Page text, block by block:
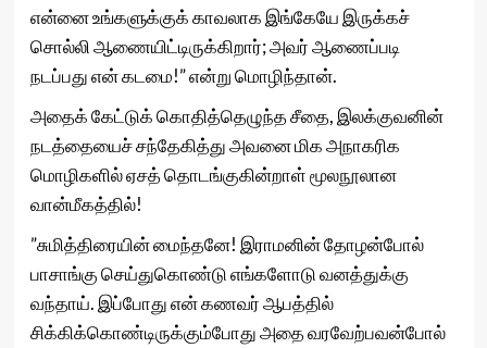
என்னை உங்களுக்குக் காவலாக இங்கேயே இருக்கச்
சொல்லி ஆணையிட்டிருக்கிறார்; அவர் ஆணைப்படி
நடப்பது என் கடமை!” என்று மொழிந்தான்.
அதைக் கேட்டுக் கொதித்தெழுந்த சீதை, இலக்குவனின்
நடத்தையைச் சந்தேகித்து அவனை மிக அநாகரிக
மொழிகளில் ஏசத் தொடங்குகின்றாள் மூலநூலான
வான்மீகத்தில்!
”சுமித்திரையின் மைந்தனே! இராமனின் தோழன்போல்
பாசாங்கு செய்துகொண்டு எங்களோடு வனத்துக்கு
வந்தாய். இப்போது என் கணவர் ஆபத்தில்
சிக்கிக்கொண்டிருக்கும்போது அதை வரவேற்பவன்போல்